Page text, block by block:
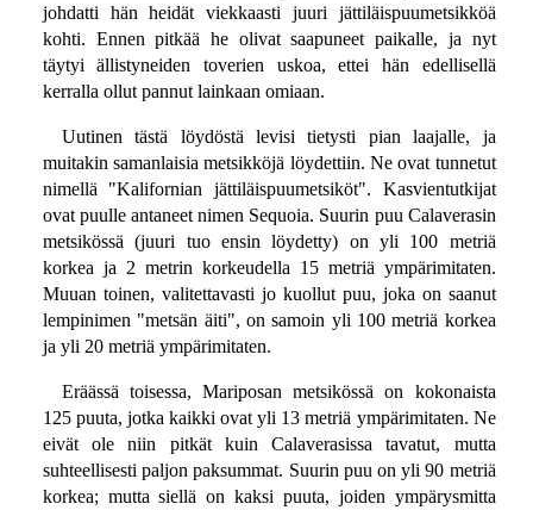
johdatti hän heidät viekkaasti juuri jättiläispuumetsikköä
kohti. Ennen pitkää he olivat saapuneet paikalle, ja nyt
täytyi ällistyneiden toverien uskoa, ettei hän edellisellä
kerralla ollut pannut lainkaan omiaan.
Uutinen tästä löydöstä levisi tietysti pian laajalle, ja
muitakin samanlaisia metsikköjä löydettiin. Ne ovat tunnetut
nimellä "Kalifornian jättiläispuumetsiköt". Kasvientutkijat
ovat puulle antaneet nimen Sequoia. Suurin puu Calaverasin
metsikössä (juuri tuo ensin löydetty) on yli 100 metriä
korkea ja 2 metrin korkeudella 15 metriä ympärimitaten.
Muuan toinen, valitettavasti jo kuollut puu, joka on saanut
lempinimen "metsän äiti", on samoin yli 100 metriä korkea
ja yli 20 metriä ympärimitaten.
Eräässä toisessa, Mariposan metsikössä on kokonaista
125 puuta, jotka kaikki ovat yli 13 metriä ympärimitaten. Ne
eivät ole niin pitkät kuin Calaverasissa tavatut, mutta
suhteellisesti paljon paksummat. Suurin puu on yli 90 metriä
korkea; mutta siellä on kaksi puuta, joiden ympärysmitta